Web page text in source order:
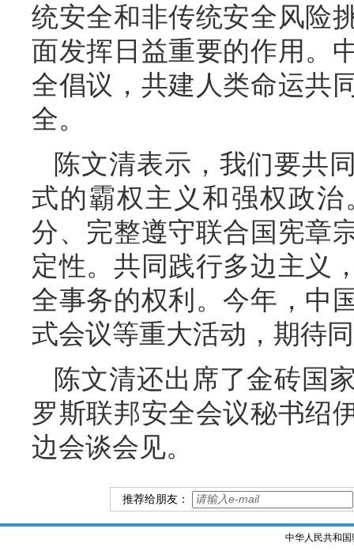
统安全和非传统安全风险
面发挥日益重要的作用。
全倡议，共建人类命运共
全。
陈文清表示，我们要共
式的霸权主义和强权政
分、完整遵守联合国宪章
定性。共同践行多边主义
全事务的权利。今年，中
式会议等重大活动，期待
陈文清还出席了金砖国
罗斯联邦安全会议秘书绍
边会谈会见。
推荐给朋友：
中华人民共和